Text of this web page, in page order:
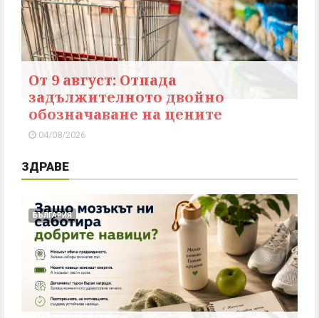
От 9 август: Отпада
задължителното двойно
обозначаване на цените
04/08/2026
ЗДРАВЕ
БЪЛГАРИЯ